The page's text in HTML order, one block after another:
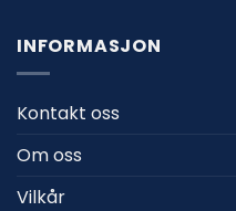
INFORMASJON
Kontakt oss
Om oss
Vilkår